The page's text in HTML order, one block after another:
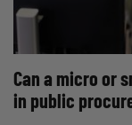
Can a micro or
in public